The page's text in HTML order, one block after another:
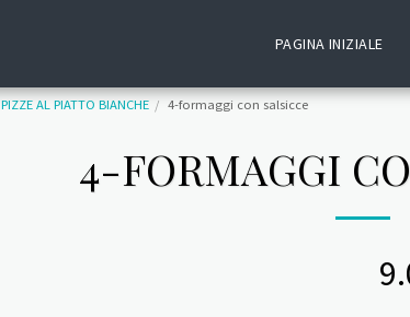
PAGINA INIZIALE
PIZZE AL PIATTO BIANCHE 4-formaggi con salsicce
4-FORMAGGI